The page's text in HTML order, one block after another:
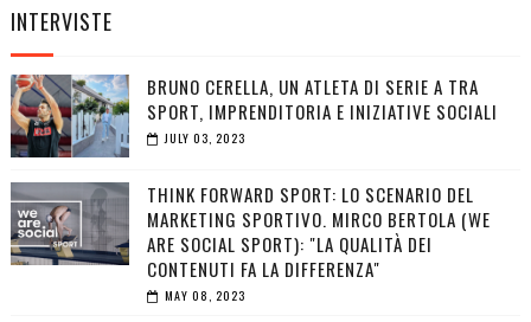
INTERVISTE
BRUNO CERELLA, UN ATLETA DI SERIE A TRA
SPORT, IMPRENDITORIA E INIZIATIVE SOCIALI
JULY 03, 2023
THINK FORWARD SPORT: LO SCENARIO DEL
MARKETING SPORTIVO. MIRCO BERTOLA (WE
ARE SOCIAL SPORT): "LA QUALITÀ DEI
CONTENUTI FA LA DIFFERENZA"
MAY 08, 2023